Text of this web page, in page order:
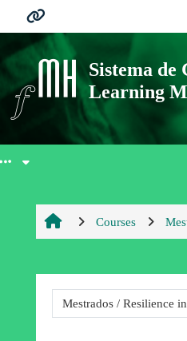
Skip to main content
Ligações
Moodle
Moodle.com
Sistema de
Learning
Courses